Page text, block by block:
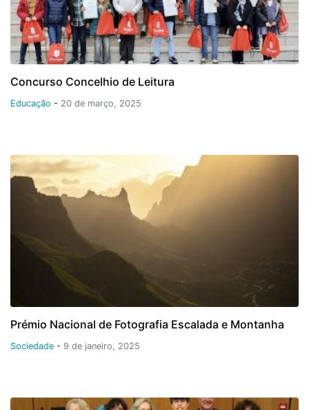
Concurso Concelhio de Leitura
Educação - 20 de março, 2025
Prémio Nacional de Fotografia Escalada e Montanha
Sociedade - 9 de janeiro, 2025